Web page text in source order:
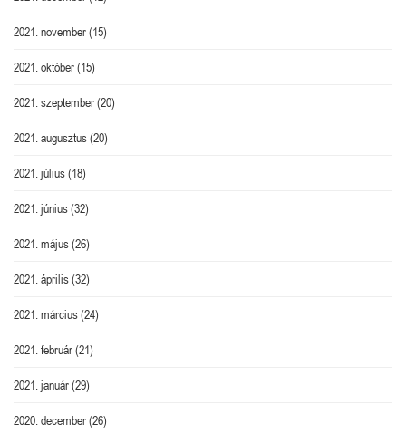
2021. november(15)
2021. október(15)
2021. szeptember(20)
2021. augusztus(20)
2021. július(18)
2021. június(32)
2021. május(26)
2021. április(32)
2021. március(24)
2021. február(21)
2021. január(29)
2020. december(26)